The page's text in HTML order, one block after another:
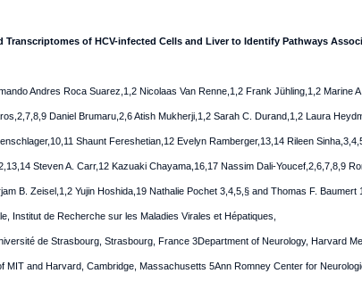
of HCV-infected Cells and Liver to Identify Pathways
Andres Roca Suarez,1,2 Nicolaas Van Renne,1,2 Frank Jühling,1,2 Marine
Daniel Brumaru,2,6 Atish Mukherji,1,2 Sarah C. Durand,1,2 Laura
Shaunt Fereshetian,12 Evelyn Ramberger,13,14 Rileen
Steven A. Carr,12 Kazuaki Chayama,16,17 Nassim Dali-Youcef,2,6,7,8,9
B. Zeisel,1,2 Yujin Hoshida,19 Nathalie Pochet 3,4,5,§ and Thomas F. Baumert
Institut de Recherche sur les Maladies Virales et Hépatiques,
de Strasbourg, Strasbourg, France 3Department of Neurology, Harvard
MIT and Harvard, Cambridge, Massachusetts 5Ann Romney Center for